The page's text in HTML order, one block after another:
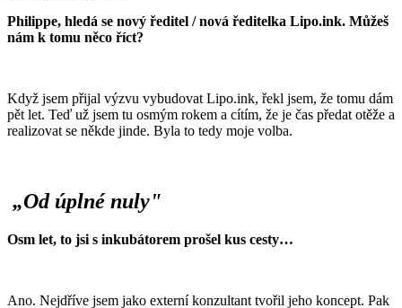
Philippe, hledá se nový ředitel / nová ředitelka Lipo.ink. Můžeš
nám k tomu něco říct?
Když jsem přijal výzvu vybudovat Lipo.ink, řekl jsem, že tomu dám
pět let. Teď už jsem tu osmým rokem a cítím, že je čas předat otěže a
realizovat se někde jinde. Byla to tedy moje volba.
„Od úplné nuly"
Osm let, to jsi s inkubátorem prošel kus cesty…
Ano. Nejdříve jsem jako externí konzultant tvořil jeho koncept. Pak